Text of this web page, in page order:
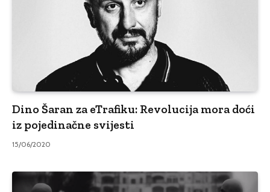
Dino Šaran za eTrafiku: Revolucija mora doći
iz pojedinačne svijesti
15/06/2020